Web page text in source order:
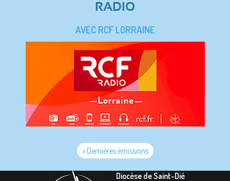
RADIO
AVEC RCF LORRAINE
> Dernières émissions
Diocèse de Saint-Dié